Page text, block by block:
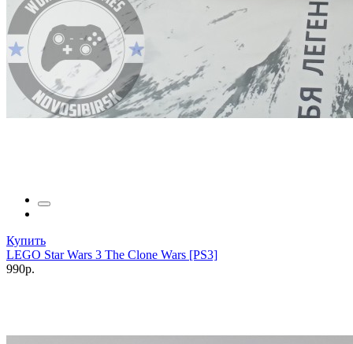
Купить
LEGO Star Wars 3 The Clone Wars [PS3]
990р.